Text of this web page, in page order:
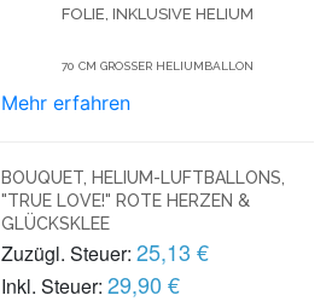
OLIE, INKLUSIVE HELIUM
70 CM GROSSER HELIUMBALLON
Mehr erfahren
BOUQUET, HELIUM-LUFTBALLONS,
"TRUE LOVE!" ROTE HERZEN &
GLÜCKSKLEE
Zuzügl. Steuer: 25,13 €
Inkl. Steuer: 29,90 €